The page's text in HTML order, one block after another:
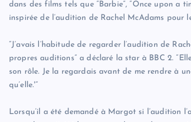
dans des films tels que “Barbie”, “Once upon a
inspirée de l’audition de Rachel McAdams pour
“J’avais l’habitude de regarder l’audition de
propres auditions” a déclaré la star à BBC 2.
son rôle. Je la regardais avant de me rendre à
qu’elle.'”
Lorsqu’il a été demandé à Margot si l’audition